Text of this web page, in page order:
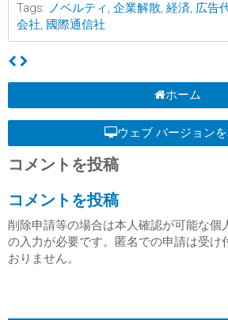
Tags: ノベルティ , 企業解散, 経済, 広告
会社, 國際通信社
ホーム
ウェブ バージョン
コメントを投稿
コメントを投稿
削除申請等の場合は本人確認が可能な個
の入力が必要です。匿名での申請は受け
おりません。